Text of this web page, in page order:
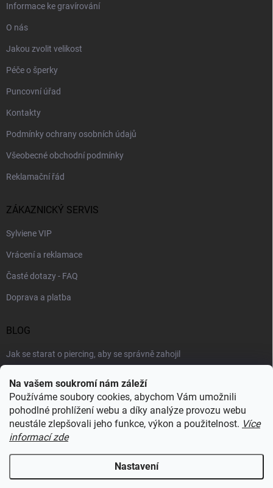
Na vašem soukromí nám záleží
Používáme soubory cookies, abychom Vám umožnili
pohodlné prohlížení webu a díky analýze provozu webu
neustále zlepšovali jeho funkce, výkon a použitelnost. Více
informací zde
Nastavení
Informace ke gravírování
O nás
Jakou zvolit velikost
Péče o šperky
Puncovní úřad
Kontakty
Podmínky ochrany osobních údajů
Všeobecné obchodní podmínky
Reklamační řád
ZÁKAZNICKÝ SERVIS
Sylviene VIP
Vrácení a reklamace
Časté dotazy - FAQ
Doprava a platba
BLOG
Jak se starat o piercing, aby se správně zahojil
Šperky a voda: co šperkům vadí nejvíc a proč